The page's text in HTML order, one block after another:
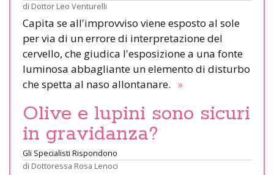
di Dottor Leo Venturelli
Capita se all'improvviso viene esposto al sole
per via di un errore di interpretazione del
cervello, che giudica l'esposizione a una fonte
luminosa abbagliante un elemento di disturbo
che spetta al naso allontanare. »
Olive e lupini sono sicuri
in gravidanza?
Gli Specialisti Rispondono
di Dottoressa Rosa Lenoci